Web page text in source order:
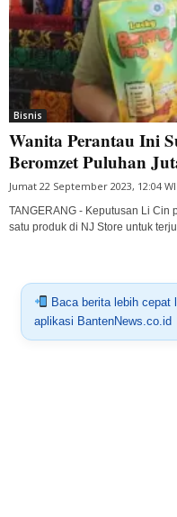
Bisnis
Wanita Perantau Ini
Beromzet Puluhan
Jumat 22 September 2023, 12:04
TANGERANG - Keputusan Li Cin
satu produk di NJ Store untuk
Baca berita lebih cepat
aplikasi BantenNews.co.id